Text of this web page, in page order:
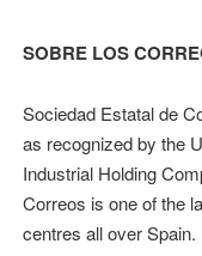
SOBRE LOS
Sociedad Estatal de
as recognized by the
Industrial Holding
Correos is one of the
centres all over Spain.